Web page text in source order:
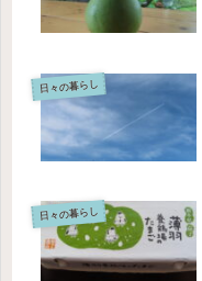
日々の暮らし
日々の暮らし